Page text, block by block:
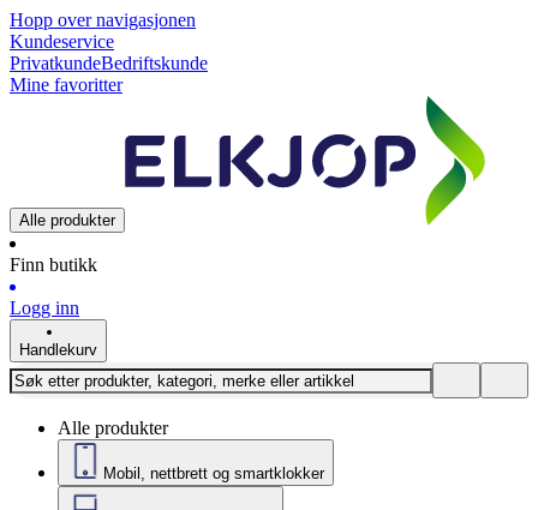
Hopp over navigasjonen
Kundeservice
PrivatkundeBedriftskunde
Mine favoritter
Alle produkter
Finn butikk
Logg inn
Handlekurv
Alle produkter
Mobil, nettbrett og smartklokker